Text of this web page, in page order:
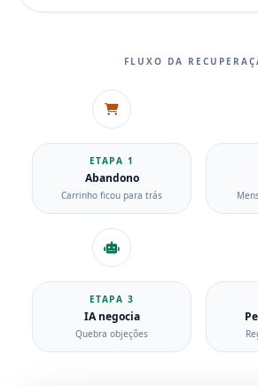
FLUXO DA
ETAPA 1
Abandono
Carrinho ficou para trás
ETAPA 3
IA negocia
Quebra objeções